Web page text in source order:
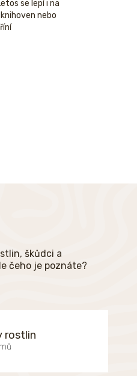
se lepí i na
nebo
škůdci a
čeho je poznáte?
rostlin